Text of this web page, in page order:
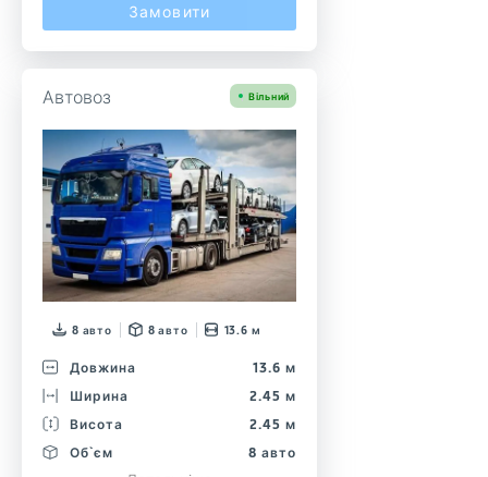
Замовити
Автовоз Вільний
8 авто 8 авто 13.6 м
Довжина
13.6 м
Ширина
2.45 м
Висота
2.45 м
Об`єм
8 авто